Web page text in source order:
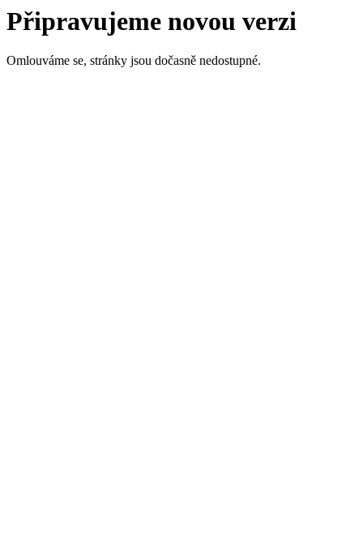
Připravujeme novou verzi
Omlouváme se, stránky jsou dočasně nedostupné.